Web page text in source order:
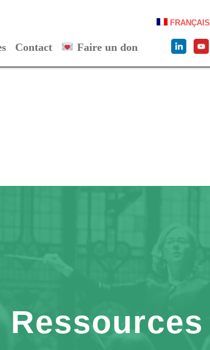
FRANÇAIS
Contact Faire un don
Ressources